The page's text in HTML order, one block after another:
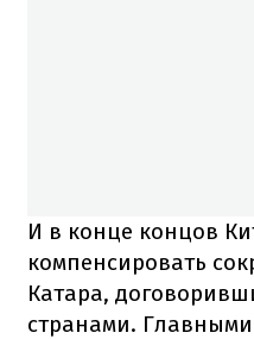
И в конце концов
компенсировать
Катара,
странами.